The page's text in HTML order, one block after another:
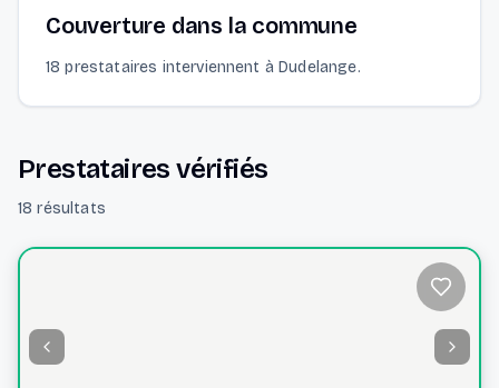
Couverture dans la commune
18 prestataires interviennent à Dudelange.
Prestataires vérifiés
18 résultats